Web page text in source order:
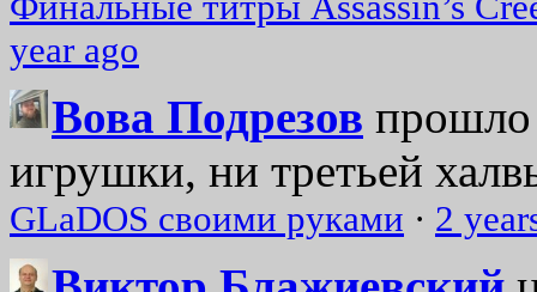
year ago
Вова Подрезов прошло
игрушки, ни третьей
GLaDOS своими руками · 2